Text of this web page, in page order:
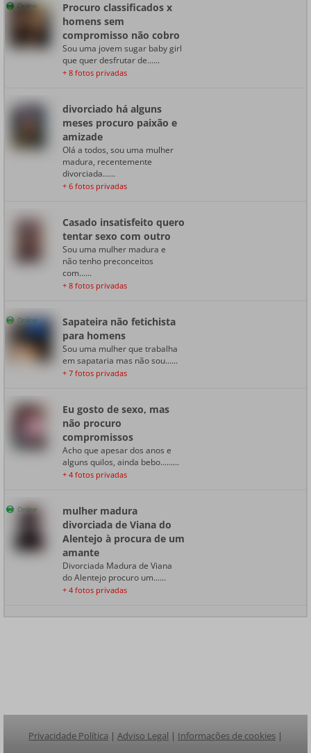
Online
Procuro classificados x
homens sem
compromisso não cobro
Sou uma jovem sugar baby girl
que quer desfrutar de......
+ 8 fotos privadas
divorciado há alguns
meses procuro paixão e
amizade
Olá a todos, sou uma mulher
madura, recentemente
divorciada......
+ 6 fotos privadas
Casado insatisfeito quero
tentar sexo com outro
Sou uma mulher madura e
não tenho preconceitos
com......
+ 8 fotos privadas
Online
Sapateira não fetichista
para homens
Sou uma mulher que trabalha
em sapataria mas não sou......
+ 7 fotos privadas
Eu gosto de sexo, mas
não procuro
compromissos
Acho que apesar dos anos e
alguns quilos, ainda bebo.........
+ 4 fotos privadas
Online
mulher madura
divorciada de Viana do
Alentejo à procura de um
amante
Divorciada Madura de Viana
do Alentejo procuro um......
+ 4 fotos privadas
Privacidade Política | Adviso Legal | Informações de cookies |